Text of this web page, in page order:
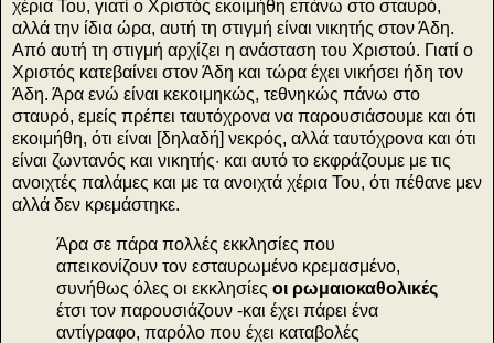
χέρια Του, γιατί ο Χριστός εκοιμήθη επάνω στο σταυρό,
αλλά την ίδια ώρα, αυτή τη στιγμή είναι νικητής στον Άδη.
Από αυτή τη στιγμή αρχίζει η ανάσταση του Χριστού. Γιατί ο
Χριστός κατεβαίνει στον Άδη και τώρα έχει νικήσει ήδη τον
Άδη. Άρα ενώ είναι κεκοιμηκώς, τεθνηκώς πάνω στο
σταυρό, εμείς πρέπει ταυτόχρονα να παρουσιάσουμε και ότι
εκοιμήθη, ότι είναι [δηλαδή] νεκρός, αλλά ταυτόχρονα και ότι
είναι ζωντανός και νικητής· και αυτό το εκφράζουμε με τις
ανοιχτές παλάμες και με τα ανοιχτά χέρια Του, ότι πέθανε μεν
αλλά δεν κρεμάστηκε.
Άρα σε πάρα πολλές εκκλησίες που
απεικονίζουν τον εσταυρωμένο κρεμασμένο,
συνήθως όλες οι εκκλησίες οι ρωμαιοκαθολικές
έτσι τον παρουσιάζουν -και έχει πάρει ένα
αντίγραφο, παρόλο που έχει καταβολές